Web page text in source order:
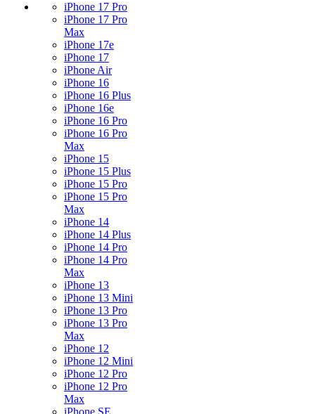
iPhone 17 Pro
iPhone 17 Pro
Max
iPhone 17e
iPhone 17
iPhone Air
iPhone 16
iPhone 16 Plus
iPhone 16e
iPhone 16 Pro
iPhone 16 Pro
Max
iPhone 15
iPhone 15 Plus
iPhone 15 Pro
iPhone 15 Pro
Max
iPhone 14
iPhone 14 Plus
iPhone 14 Pro
iPhone 14 Pro
Max
iPhone 13
iPhone 13 Mini
iPhone 13 Pro
iPhone 13 Pro
Max
iPhone 12
iPhone 12 Mini
iPhone 12 Pro
iPhone 12 Pro
Max
iPhone SE